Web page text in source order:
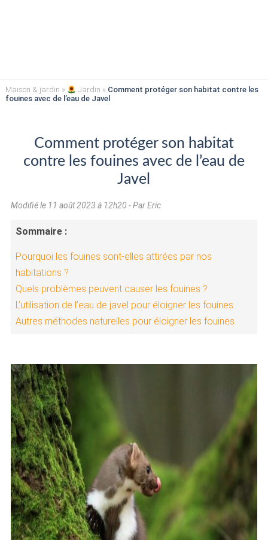
Maison & jardin » Jardin » Comment protéger son habitat contre les
fouines avec de l’eau de Javel
Comment protéger son habitat
contre les fouines avec de l’eau de
Javel
Modifié le 11 août 2023 à 12h20 - Par Eric
Sommaire :
Pourquoi les fouines sont-elles attirées par nos
habitations ?
Quels problèmes peuvent causer les fouines ?
L’utilisation de l’eau de javel pour éloigner les fouines
Autres méthodes naturelles pour éloigner les fouines